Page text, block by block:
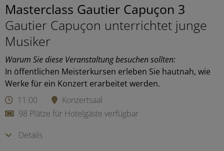
Masterclass Gautier Capuçon 3
Gautier Capuçon unterrichtet junge
Musiker
Warum Sie diese Veranstaltung besuchen sollten:
In öffentlichen Meisterkursen erleben Sie hautnah, wie
Werke für ein Konzert erarbeitet werden.
11:00
Konzertsaal
98 Plätze für Hotelgäste verfügbar
Details